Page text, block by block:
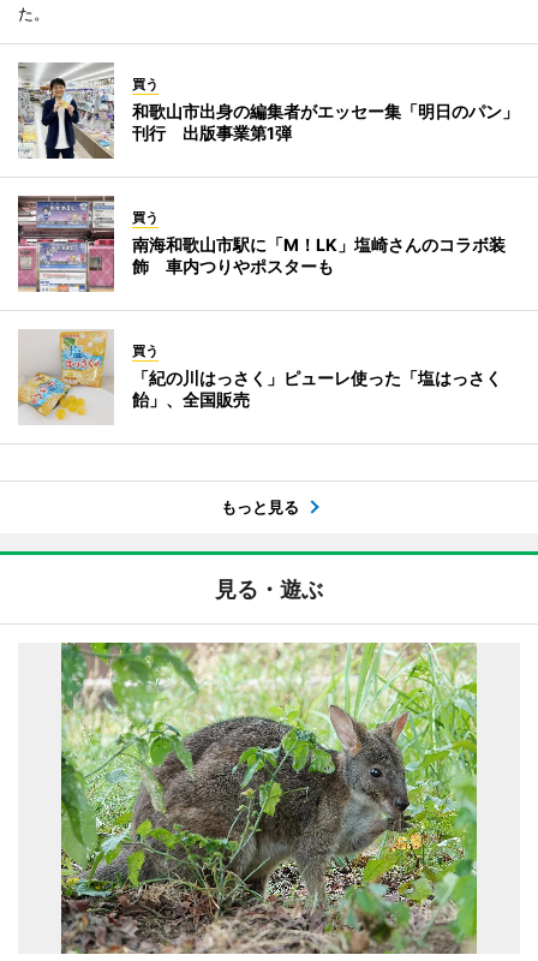
た。
買う
和歌山市出身の編集者がエッセー集「明日のパン」
刊行 出版事業第1弾
買う
南海和歌山市駅に「M！LK」塩崎さんのコラボ装
飾 車内つりやポスターも
買う
「紀の川はっさく」ピューレ使った「塩はっさく
飴」、全国販売
もっと見る
見る・遊ぶ